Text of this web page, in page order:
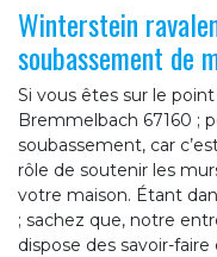
Winterstein
soubassement de
Si vous êtes sur le
Bremmelbach 67160 ;
soubassement, car
rôle de soutenir les
votre maison. Étant
; sachez que, notre
dispose des savoir-